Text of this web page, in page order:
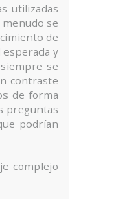
utilizadas
se
de
y
se
contraste
de forma
preguntas
podrían
complejo